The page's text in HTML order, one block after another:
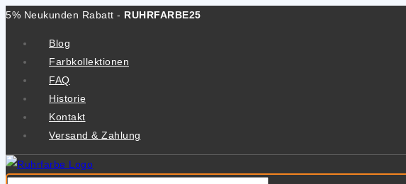
Zum
5% Neukunden Rabatt - RUHRFARBE25
Blog
Farbkollektionen
FAQ
Historie
Kontakt
Versand & Zahlung